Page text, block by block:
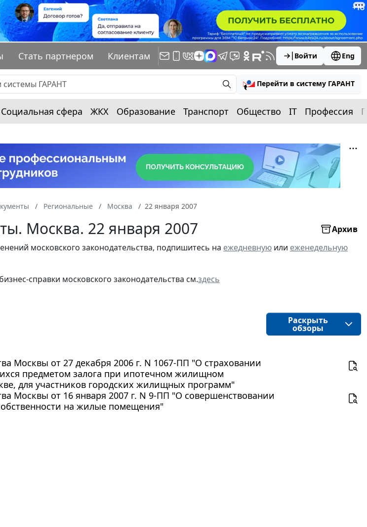
Стать партнером Клиентам Войти Eng
Перейти в систему ГАРАНТ
Социальная сфера ЖКХ Образование Транспорт Общество IT Профессия
Региональные Москва 22 января 2007
Москва. 22 января 2007
Архив
московского законодательства, подпишитесь на ежедневную или еженедельную
справки московского законодательства см.здесь
Раскрыть
обзоры
Москвы от 27 декабря 2006 г. N 1067-ПП "О страховании
предметом залога при ипотечном жилищном
для участников городских жилищных программ"
Москвы от 16 января 2007 г. N 9-ПП "О совершенствовании
на жилые помещения"